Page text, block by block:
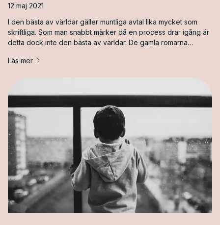
12 maj 2021
I den bästa av världar gäller muntliga avtal lika mycket som
skriftliga. Som man snabbt märker då en process drar igång är
detta dock inte den bästa av världar. De gamla romarna
förflyga men skrifter består”. Det är mycket svårare att mot
när det finns ett skriftligt avtal med avtalsparternas
underskrifter i behörig ordning.
Läs mer